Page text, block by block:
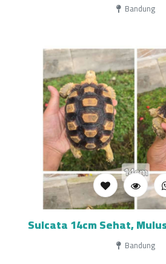
Bandung
Sulcata 14cm Sehat,
Bandung